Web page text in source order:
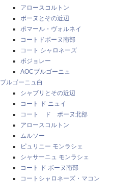
アロースコルトン
ボーヌとその近辺
ポマール・ヴォルネイ
コートドボーヌ南部
コート シャロネーズ
ボジョレー
AOCブルゴーニュ
ブルゴーニュ白
シャブリとその近辺
コート ド ニュイ
コート ド ボーヌ北部
アロースコルトン
ムルソー
ピュリニー モンラシェ
シャサーニュ モンラシェ
コート ド ボーヌ南部
コートシャロネーズ・マコン